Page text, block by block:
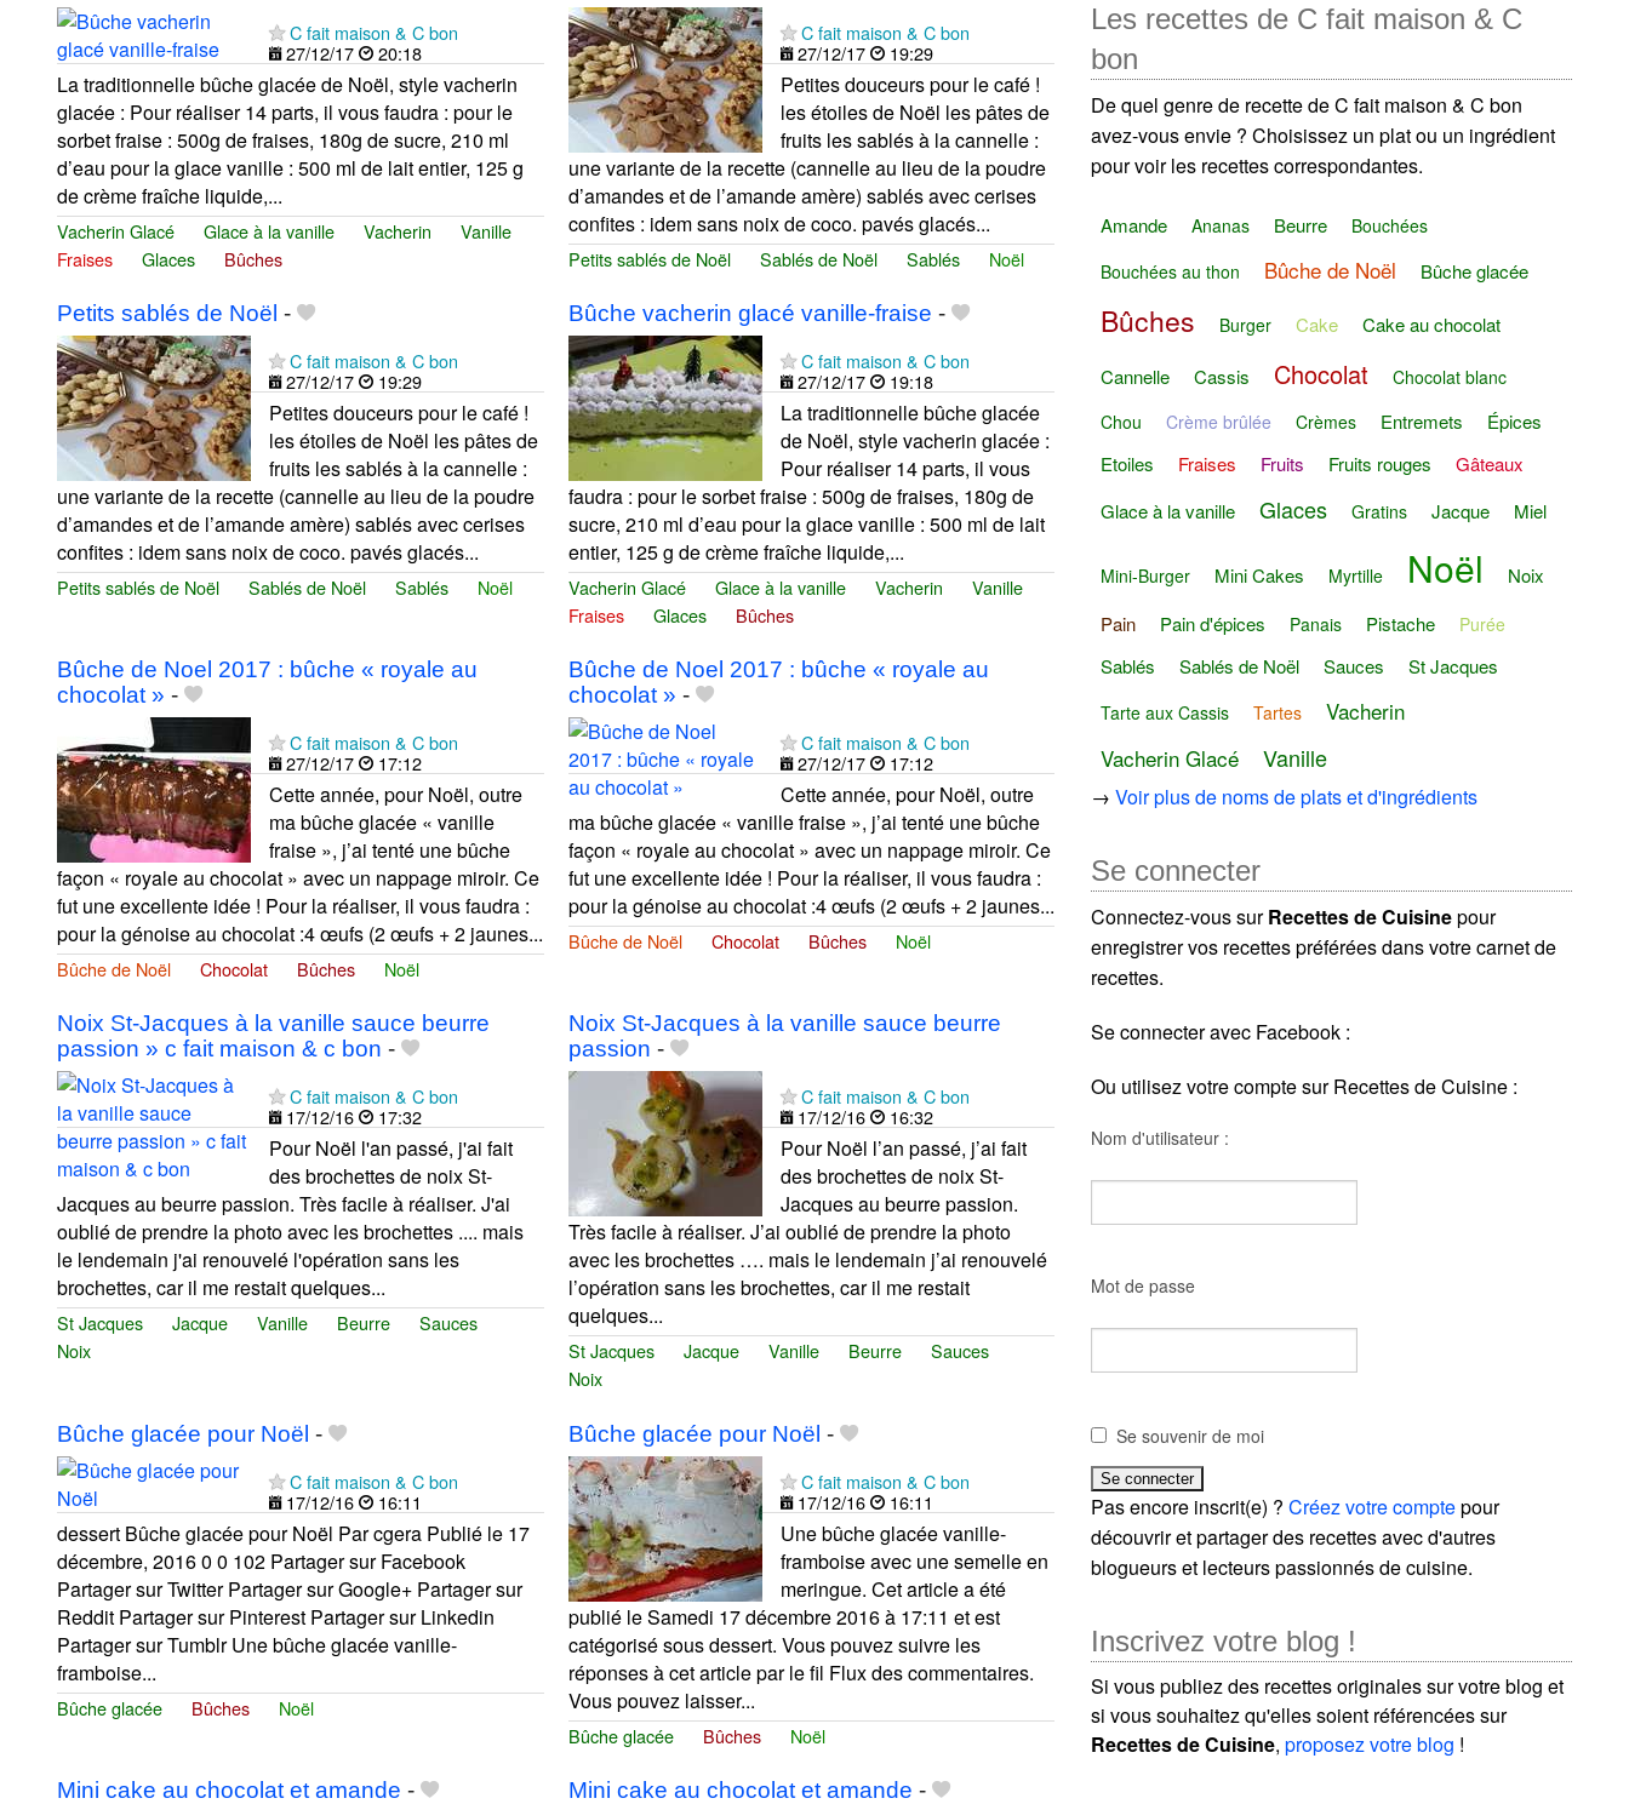
C fait maison & C bon
27/12/17
20:18
La traditionnelle bûche glacée de Noël, style vacherin
glacée : Pour réaliser 14 parts, il vous faudra : pour le
sorbet fraise : 500g de fraises, 180g de sucre, 210 ml
d’eau pour la glace vanille : 500 ml de lait entier, 125 g
de crème fraîche liquide,...
Vacherin Glacé Glace à la vanille Vacherin
Vanille
Fraises
Glaces Bûches
C fait maison & C bon
27/12/17
19:29
Petites douceurs pour le café !
les étoiles de Noël les pâtes de
fruits les sablés à la cannelle :
une variante de la recette (cannelle au lieu de la poudre
d’amandes et de l’amande amère) sablés avec cerises
confites : idem sans noix de coco. pavés glacés...
Petits sablés de Noël Sablés de Noël Sablés Noël
Petits sablés de Noël -
C fait maison & C bon
27/12/17
19:29
Petites douceurs pour le café !
les étoiles de Noël les pâtes de
fruits les sablés à la cannelle :
une variante de la recette (cannelle au lieu de la poudre
d’amandes et de l’amande amère) sablés avec cerises
confites : idem sans noix de coco. pavés glacés...
Petits sablés de Noël Sablés de Noël Sablés Noël
Bûche vacherin glacé vanille-fraise -
C fait maison & C bon
27/12/17
19:18
La traditionnelle bûche glacée
de Noël, style vacherin glacée :
Pour réaliser 14 parts, il vous
faudra : pour le sorbet fraise : 500g de fraises, 180g de
sucre, 210 ml d’eau pour la glace vanille : 500 ml de lait
entier, 125 g de crème fraîche liquide,...
Vacherin Glacé Glace à la vanille Vacherin
Vanille
Fraises
Glaces Bûches
Bûche de Noel 2017 : bûche « royale au
chocolat » -
C fait maison & C bon
27/12/17
17:12
Cette année, pour Noël, outre
ma bûche glacée « vanille
fraise », j’ai tenté une bûche
façon « royale au chocolat » avec un nappage miroir. Ce
fut une excellente idée ! Pour la réaliser, il vous faudra :
pour la génoise au chocolat :4 œufs (2 œufs + 2 jaunes...
Bûche de Noël Chocolat Bûches Noël
Bûche de Noel 2017 : bûche « royale au
chocolat » -
C fait maison & C bon
27/12/17
17:12
Cette année, pour Noël, outre
ma bûche glacée « vanille fraise », j’ai tenté une bûche
façon « royale au chocolat » avec un nappage miroir. Ce
fut une excellente idée ! Pour la réaliser, il vous faudra :
pour la génoise au chocolat :4 œufs (2 œufs + 2 jaunes...
Bûche de Noël Chocolat Bûches Noël
Noix St-Jacques à la vanille sauce beurre
passion » c fait maison & c bon -
C fait maison & C bon
17/12/16
17:32
Pour Noël l'an passé, j'ai fait
des brochettes de noix St-
Jacques au beurre passion. Très facile à réaliser. J'ai
oublié de prendre la photo avec les brochettes .... mais
le lendemain j'ai renouvelé l'opération sans les
brochettes, car il me restait quelques...
St Jacques Jacque Vanille Beurre
Sauces
Noix
Noix St-Jacques à la vanille sauce beurre
passion -
C fait maison & C bon
17/12/16
16:32
Pour Noël l’an passé, j’ai fait
des brochettes de noix St-
Jacques au beurre passion.
Très facile à réaliser. J’ai oublié de prendre la photo
avec les brochettes …. mais le lendemain j’ai renouvelé
l’opération sans les brochettes, car il me restait
quelques...
St Jacques Jacque Vanille Beurre
Sauces
Noix
Bûche glacée pour Noël -
C fait maison & C bon
17/12/16
16:11
dessert Bûche glacée pour Noël Par cgera Publié le 17
décembre, 2016 0 0 102 Partager sur Facebook
Partager sur Twitter Partager sur Google+ Partager sur
Reddit Partager sur Pinterest Partager sur Linkedin
Partager sur Tumblr Une bûche glacée vanille-
framboise...
Bûche glacée Bûches Noël
Bûche glacée pour Noël -
C fait maison & C bon
17/12/16
16:11
Une bûche glacée vanille-
framboise avec une semelle en
meringue. Cet article a été
publié le Samedi 17 décembre 2016 à 17:11 et est
catégorisé sous dessert. Vous pouvez suivre les
réponses à cet article par le fil Flux des commentaires.
Vous pouvez laisser...
Bûche glacée Bûches Noël
Mini cake au chocolat et amande -
Mini cake au chocolat et amande -
Les recettes de C fait maison & C
bon
De quel genre de recette de C fait maison & C bon
avez-vous envie ? Choisissez un plat ou un ingrédient
pour voir les recettes correspondantes.
Amande Ananas Beurre
Bouchées
Bouchées au thon
Bûche de Noël Bûche glacée
Bûches Burger Cake Cake au chocolat
Cannelle Cassis Chocolat
Chocolat blanc
Chou
Crème brûlée Crèmes Entremets
Épices
Etoiles
Fraises Fruits Fruits rouges
Gâteaux
Glace à la vanille
Glaces Gratins Jacque Miel
Mini-Burger Mini Cakes Myrtille Noël
Noix
Pain
Pain d'épices Panais Pistache Purée
Sablés Sablés de Noël Sauces St Jacques
Tarte aux Cassis Tartes
Vacherin
Vacherin Glacé
Vanille
→Voir plus de noms de plats et d'ingrédients
Se connecter
Connectez-vous surRecettes de Cuisinepour
enregistrer vos recettes préférées dans votre carnet de
recettes.
Se connecter avec Facebook :
Ou utilisez votre compte sur Recettes de Cuisine :
Nom d'utilisateur :
Mot de passe
Se souvenir de moi
Pas encore inscrit(e) ?Créez votre comptepour
découvrir et partager des recettes avec d'autres
blogueurs et lecteurs passionnés de cuisine.
Inscrivez votre blog !
Si vous publiez des recettes originales sur votre blog et
si vous souhaitez qu'elles soient référencées sur
Recettes de Cuisine,proposez votre blog !